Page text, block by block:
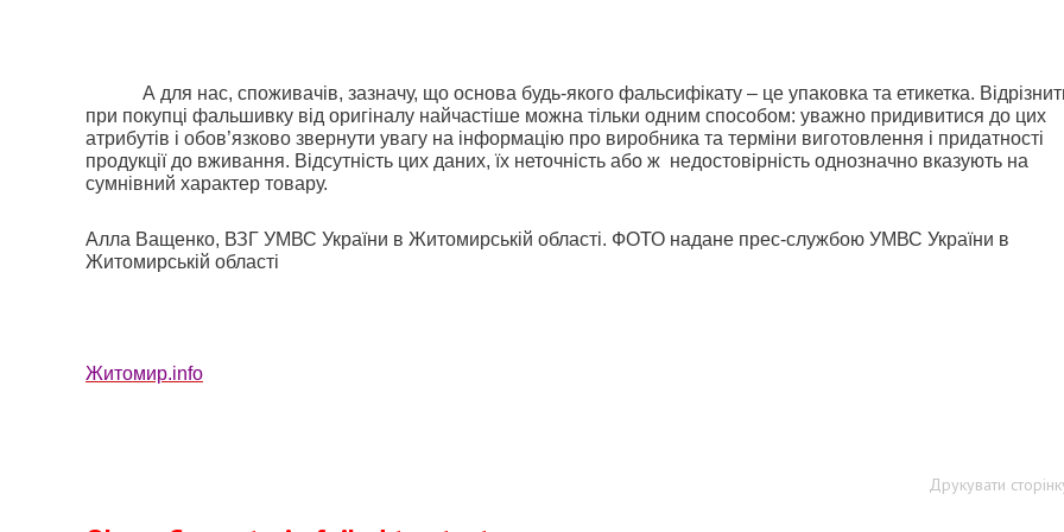
А для нас, споживачів, зазначу, що основа будь-якого фальсифікату – це упаковка та етикетка.
при покупці фальшивку від оригіналу найчастіше можна тільки одним способом: уважно придивитися до цих
атрибутів і обов’язково звернути увагу на інформацію про виробника та терміни виготовлення і придатності
продукції до вживання. Відсутність цих даних, їх неточність або ж недостовірність однозначно вказують на
сумнівний характер товару.
Алла Ващенко, ВЗГ УМВС України в Житомирській області. ФОТО надане прес-службою УМВС України в
Житомирській області
Житомир.info
Друкувати